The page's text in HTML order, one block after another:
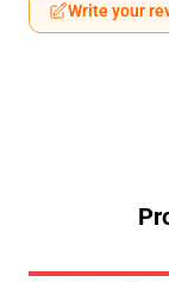
Write your